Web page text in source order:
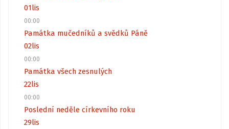
01lis
00:00
Památka mučedníků a svědků Páně
02lis
00:00
Památka všech zesnulých
22lis
00:00
Poslední neděle církevního roku
29lis